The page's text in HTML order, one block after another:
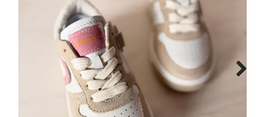
Schoenen info
Cadeaubon
Breng ons een bezoekje!